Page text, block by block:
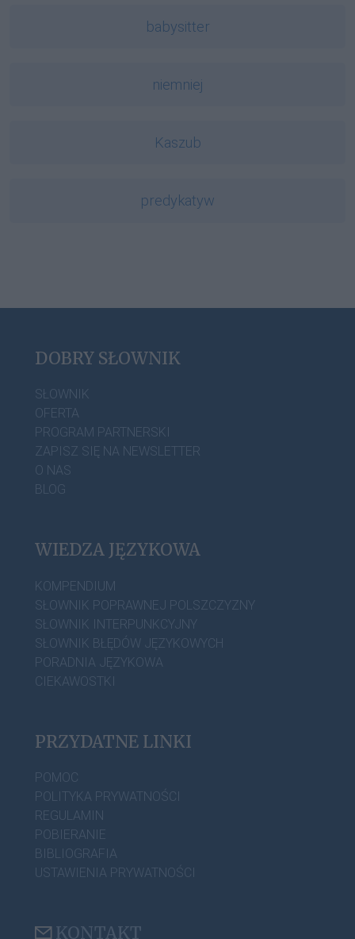
babysitter
niemniej
Kaszub
predykatyw
DOBRY SŁOWNIK
SŁOWNIK
OFERTA
PROGRAM PARTNERSKI
ZAPISZ SIĘ NA NEWSLETTER
O NAS
BLOG
WIEDZA JĘZYKOWA
KOMPENDIUM
SŁOWNIK POPRAWNEJ POLSZCZYZNY
SŁOWNIK INTERPUNKCYJNY
SŁOWNIK BŁĘDÓW JĘZYKOWYCH
PORADNIA JĘZYKOWA
CIEKAWOSTKI
PRZYDATNE LINKI
POMOC
POLITYKA PRYWATNOŚCI
REGULAMIN
POBIERANIE
BIBLIOGRAFIA
USTAWIENIA PRYWATNOŚCI
KONTAKT